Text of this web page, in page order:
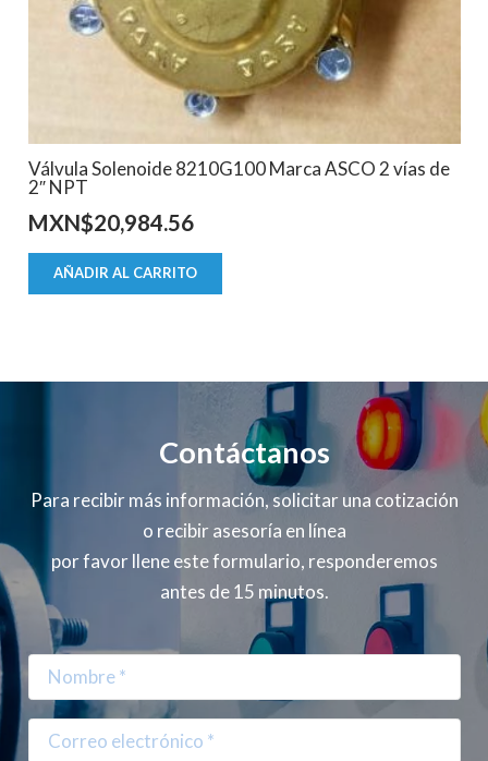
Válvula Solenoide 8210G100 Marca ASCO 2 vías de
2″ NPT
MXN$20,984.56
AÑADIR AL CARRITO
Contáctanos
Para recibir más información, solicitar una cotización
o recibir asesoría en línea
por favor llene este formulario, responderemos
antes de 15 minutos.